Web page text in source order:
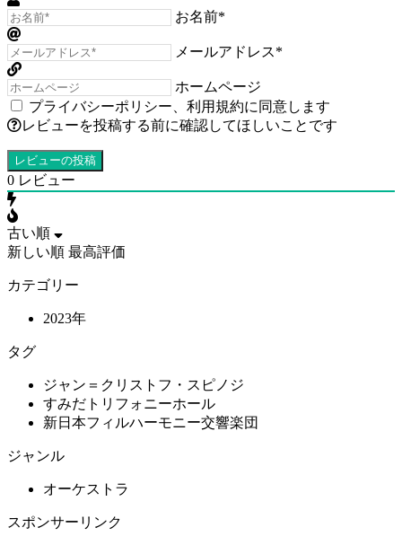
お名前*
メールアドレス*
ホームページ
プライバシーポリシー
利用規約に同意します
レビューを投稿する前に確認してほしいことです
0 レビュー
古い順
新しい順 最高評価
カテゴリー
2023年
タグ
ジャン＝クリストフ・スピノジ
すみだトリフォニーホール
新日本フィルハーモニー交響楽団
ジャンル
オーケストラ
スポンサーリンク